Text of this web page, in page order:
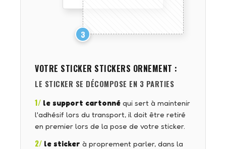
3
VOTRE STICKER STICKERS ORNEMENT :
LE STICKER SE DÉCOMPOSE EN 3 PARTIES
1/ le support cartonné qui sert à maintenir
l'adhésif lors du transport, il doit être retiré
en premier lors de la pose de votre sticker.
2/ le sticker à proprement parler, dans la